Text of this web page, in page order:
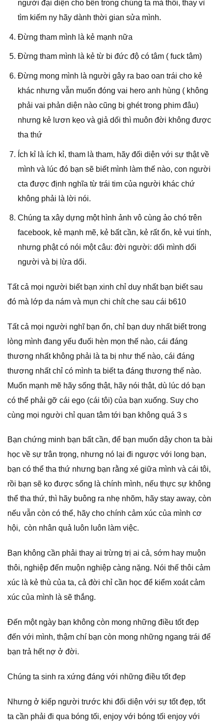
người đại diện cho bên trong chúng ta mà thôi, thay vì
tìm kiếm ny hãy dành thời gian sửa mình.
Đừng tham mình là kẻ mạnh nữa
Đừng tham mình là kẻ từ bi đức độ có tâm ( fuck tâm)
Đừng mong mình là người gây ra bao oan trái cho kẻ
khác nhưng vẫn muốn đóng vai hero anh hùng ( không
phải vai phản diện nào cũng bị ghét trong phim đâu)
nhưng kẻ lươn kẹo và giả dối thì muôn đời không được
tha thứ
Ích kỉ là ích kỉ, tham là tham, hãy đối diện với sự thật về
mình và lúc đó bạn sẽ biết mình làm thế nào, con người
cta được định nghĩa từ trái tim của người khác chứ
không phải là lời nói.
Chúng ta xây dựng một hình ảnh vô cùng ảo chó trên
facebook, kẻ mạnh mẽ, kẻ bất cần, kẻ rất ổn, kẻ vui tính,
nhưng phật có nói một câu: đời người: dối mình dối
người và bị lừa dối.
Tất cả mọi người biết bạn xinh chỉ duy nhất bạn biết sau
đó mà lớp da nám và mụn chi chít che sau cái b610
Tất cả mọi người nghĩ bạn ổn, chỉ bạn duy nhất biết trong
lòng mình đang yếu đuối hèn mọn thế nào, cái đáng
thương nhất không phải là ta bị như thế nào, cái đáng
thương nhất chỉ có mình ta biết ta đáng thương thế nào.
Muốn mạnh mẽ hãy sống thật, hãy nói thật, dù lúc dó bạn
có thể phải gỡ cái ego (cái tôi) của bạn xuống. Suy cho
cùng mọi người chỉ quan tâm tới bạn không quá 3 s
Bạn chứng minh bạn bất cần, để bạn muốn dậy chon ta bài
học về sự trân trọng, nhưng nó lại đi ngược với long bạn,
bạn có thể tha thứ nhưng bạn rằng xé giữa mình và cái tôi,
rồi bạn sẽ ko được sống là chính mình, nếu thực sự không
thể tha thứ, thì hãy buông ra nhẹ nhõm, hãy stay away, còn
nếu vẫn còn có thể, hãy cho chính cảm xúc của mình cơ
hội, còn nhân quả luôn luôn làm việc.
Bạn không cần phải thay ai trừng trị ai cả, sớm hay muộn
thôi, nghiệp đến muộn nghiệp càng nặng. Nói thế thôi cảm
xúc là kẻ thù của ta, cả đời chỉ cần học để kiểm xoát cảm
xúc của mình là sẽ thắng.
Đến một ngày bạn không còn mong những điều tốt đẹp
đến với mình, thậm chí bạn còn mong những ngang trái để
bạn trả hết nợ ở đời.
Chúng ta sinh ra xứng đáng với những điều tốt đẹp
Nhưng ở kiếp người trước khi đối diện với sự tốt đẹp, tốt
ta cần phải đi qua bóng tối, enjoy với bóng tối enjoy với